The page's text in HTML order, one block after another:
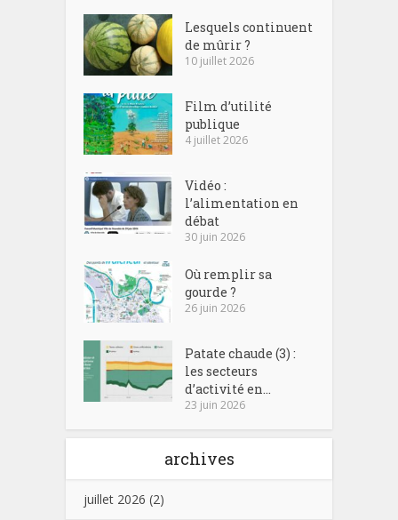
Lesquels continuent
de mûrir ?
10 juillet 2026
Film d’utilité
publique
4 juillet 2026
Vidéo :
l’alimentation en
débat
30 juin 2026
Où remplir sa
gourde ?
26 juin 2026
Patate chaude (3) :
les secteurs
d’activité en...
23 juin 2026
archives
juillet 2026 (2)